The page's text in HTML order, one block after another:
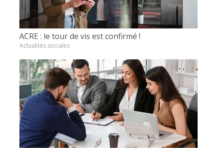
ACRE : le tour de vis est confirmé !
Actualités sociales